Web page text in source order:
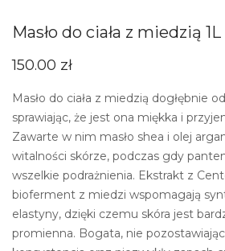
Masło do ciała z miedzią 1L
150.00 zł
Masło do ciała z miedzią dogłębnie
sprawiając, że jest ona miękka i
Zawarte w nim masło shea i olej
witalności skórze, podczas gdy
wszelkie podrażnienia. Ekstrakt z
bioferment z miedzi wspomagają
elastyny, dzięki czemu skóra jest
promienna. Bogata, nie